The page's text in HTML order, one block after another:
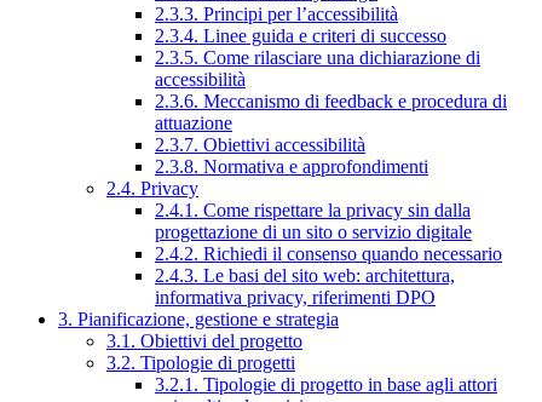
2.3.3. Principi per l’accessibilità
2.3.4. Linee guida e criteri di successo
2.3.5. Come rilasciare una dichiarazione di
accessibilità
2.3.6. Meccanismo di feedback e procedura di
attuazione
2.3.7. Obiettivi accessibilità
2.3.8. Normativa e approfondimenti
2.4. Privacy
2.4.1. Come rispettare la privacy sin dalla
progettazione di un sito o servizio digitale
2.4.2. Richiedi il consenso quando necessario
2.4.3. Le basi del sito web: architettura,
informativa privacy, riferimenti DPO
3. Pianificazione, gestione e strategia
3.1. Obiettivi del progetto
3.2. Tipologie di progetti
3.2.1. Tipologie di progetto in base agli attori